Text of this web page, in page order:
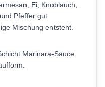
Ei, Knoblauch,
Pfeffer gut
Mischung entsteht.
Marinara-Sauce